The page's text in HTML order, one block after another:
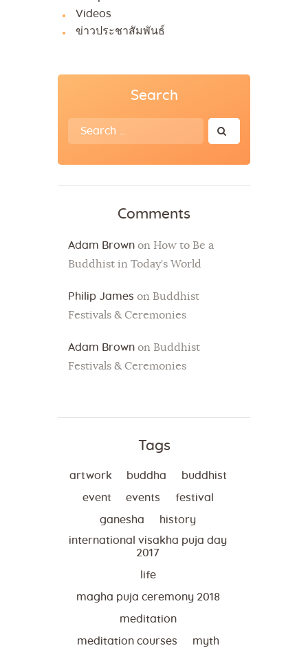
Videos
ข่าวประชาสัมพันธ์
Search
Search
for:
Comments
Adam Brown on How to Be a
Buddhist in Today’s World
Philip James on Buddhist
Festivals & Ceremonies
Adam Brown on Buddhist
Festivals & Ceremonies
Tags
artwork buddha buddhist
event events festival
ganesha
history
international visakha puja day
2017
life
magha puja ceremony 2018
meditation
meditation courses myth